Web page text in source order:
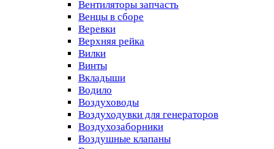
Вентиляторы запчасть
Венцы в сборе
Веревки
Верхняя рейка
Вилки
Винты
Вкладыши
Водило
Воздуховоды
Воздуходувки для генераторов
Воздухозаборники
Воздушные клапаны